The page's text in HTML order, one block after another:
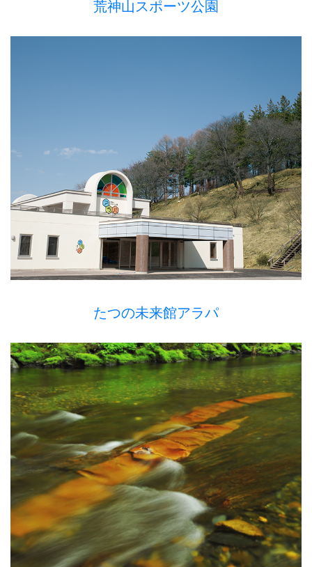
荒神山スポーツ公園
たつの未来館アラパ